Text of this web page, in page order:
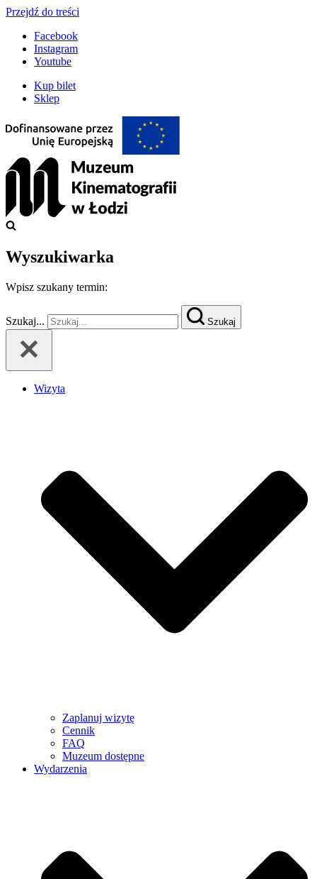
Przejdź do treści
Facebook
Instagram
Youtube
Kup bilet
Sklep
Wyszukiwarka
Wpisz szukany termin:
Szukaj... Szukaj
Wizyta
Zaplanuj wizytę
Cennik
FAQ
Muzeum dostępne
Wydarzenia